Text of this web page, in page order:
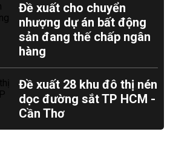
Đề xuất cho chuyển
nhượng dự án bất động
sản đang thế chấp ngân
hàng
Đề xuất 28 khu đô thị nén
dọc đường sắt TP HCM -
Cần Thơ